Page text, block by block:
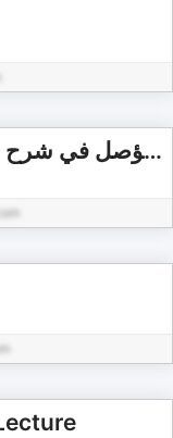
القول المؤصل في شرح المفصل - صالح المغامسي